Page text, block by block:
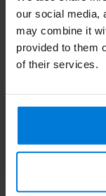
our social media,
may combine it
provided to them
of their services.
Recent